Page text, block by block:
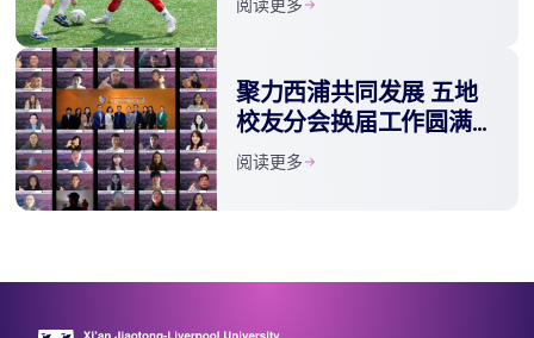
阅读更多
​聚力西浦共同发展 五地
校友分会换届工作圆满完
成
阅读更多